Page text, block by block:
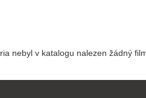
nebyl v katalogu nalezen žádný